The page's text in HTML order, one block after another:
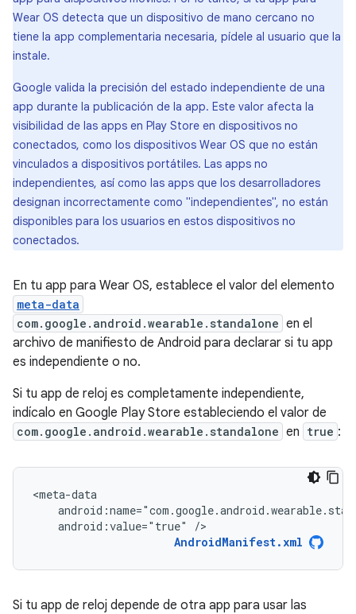
Wear OS detecta que un dispositivo de mano cercano no
tiene la app complementaria necesaria, pídele al usuario que la
instale.
Google valida la precisión del estado independiente de una
app durante la publicación de la app. Este valor afecta la
visibilidad de las apps en Play Store en dispositivos no
conectados, como los dispositivos Wear OS que no están
vinculados a dispositivos portátiles. Las apps no
independientes, así como las apps que los desarrolladores
designan incorrectamente como "independientes", no están
disponibles para los usuarios en estos dispositivos no
conectados.
En tu app para Wear OS, establece el valor del elemento
meta-data
com.google.android.wearable.standalone en el
archivo de manifiesto de Android para declarar si tu app
es independiente o no.
Si tu app de reloj es completamente independiente,
indícalo en Google Play Store estableciendo el valor de
com.google.android.wearable.standalone en true :
android:value="true"
/>
AndroidManifest.xml
Si tu app de reloj depende de otra app para usar las